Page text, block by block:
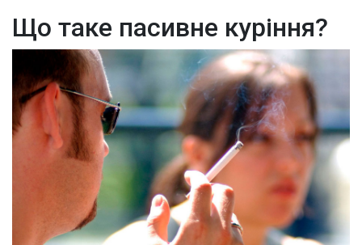
Що таке пасивне куріння?